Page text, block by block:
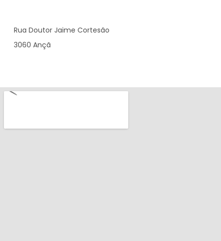
Rua Doutor Jaime Cortesão
3060 Ançã